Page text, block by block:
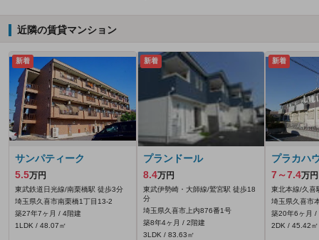
近隣の賃貸マンション
新着
サンパティーク
5.5万円
東武鉄道日光線/南栗橋駅 徒歩3分
埼玉県久喜市南栗橋1丁目13-2
築27年7ヶ月 / 4階建
1LDK / 48.07㎡
新着
プランドール
8.4万円
東武伊勢崎・大師線/鷲宮駅 徒歩18
分
埼玉県久喜市上内876番1号
築8年4ヶ月 / 2階建
3LDK / 83.63㎡
新着
プラカハ
7～7.4万円
東北本線/久喜
埼玉県久喜市
築20年6ヶ月 /
2DK / 45.42㎡